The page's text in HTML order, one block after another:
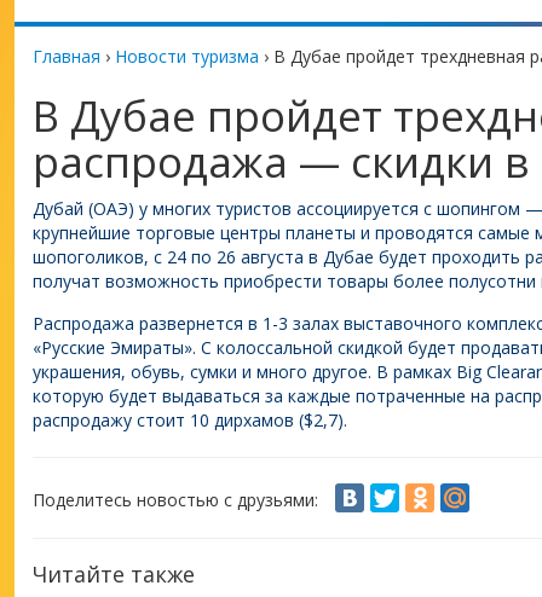
Главная › Новости туризма › В Дубае пройдет трехдневная
В Дубае пройдет
распродажа — скидки в
Дубай (ОАЭ) у многих туристов ассоциируется с
крупнейшие торговые центры планеты и проводятся
шопоголиков, с 24 по 26 августа в Дубае будет проходить
получат возможность приобрести товары более
Распродажа развернется в 1-3 залах выставочного
«Русские Эмираты». С колоссальной скидкой будет
украшения, обувь, сумки и много другое. В рамках Big
которую будет выдаваться за каждые потраченные на
распродажу стоит 10 дирхамов ($2,7).
Поделитесь новостью с друзьями:
Читайте также